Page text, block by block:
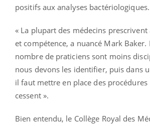
positifs aux analyses bactériologiques.
« La plupart des médecins
et compétence, a nuancé Mark
nombre de praticiens sont moins
nous devons les identifier, puis dans
il faut mettre en place des procédures
cessent ».
Bien entendu, le Collège Royal des